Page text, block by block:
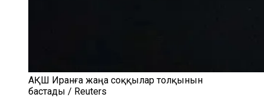
АҚШ Иранға жаңа соққылар толқынын
бастады / Reuters